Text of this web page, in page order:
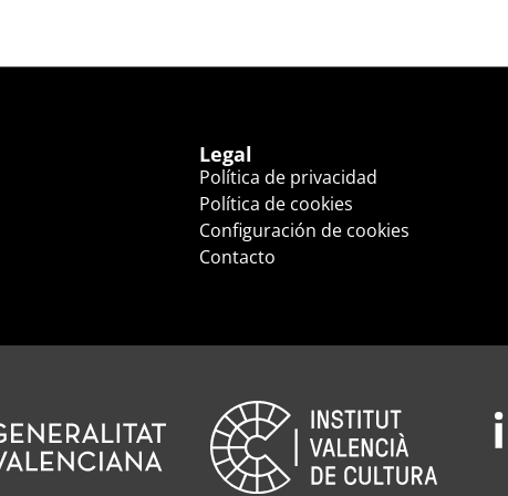
Legal
Política de privacidad
Política de cookies
Configuración de cookies
Contacto